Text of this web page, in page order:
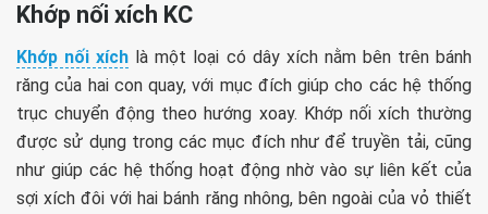
Khớp nối xích KC
Khớp nối xích là một loại có dây xích nằm bên trên bánh
răng của hai con quay, với mục đích giúp cho các hệ thống
trục chuyển động theo hướng xoay. Khớp nối xích thường
được sử dụng trong các mục đích như để truyền tải, cũng
như giúp các hệ thống hoạt động nhờ vào sự liên kết của
sợi xích đôi với hai bánh răng nhông, bên ngoài của vỏ thiết